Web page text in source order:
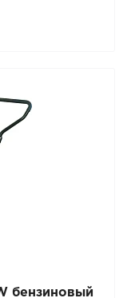
бензиновый